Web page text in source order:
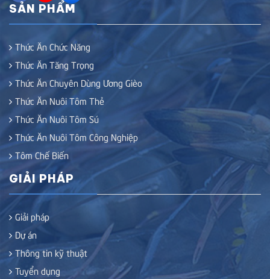
SẢN PHẨM
Thức Ăn Chức Năng
Thức Ăn Tăng Trọng
Thức Ăn Chuyên Dùng Ương Gièo
Thức Ăn Nuôi Tôm Thẻ
Thức Ăn Nuôi Tôm Sú
Thức Ăn Nuôi Tôm Công Nghiệp
Tôm Chế Biến
GIẢI PHÁP
Giải pháp
Dự án
Thông tin kỹ thuật
Tuyển dụng